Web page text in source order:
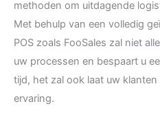
methoden om uitdagende
Met behulp van een volledig
POS zoals FooSales zal niet
uw processen en bespaart u
tijd, het zal ook laat uw
ervaring.